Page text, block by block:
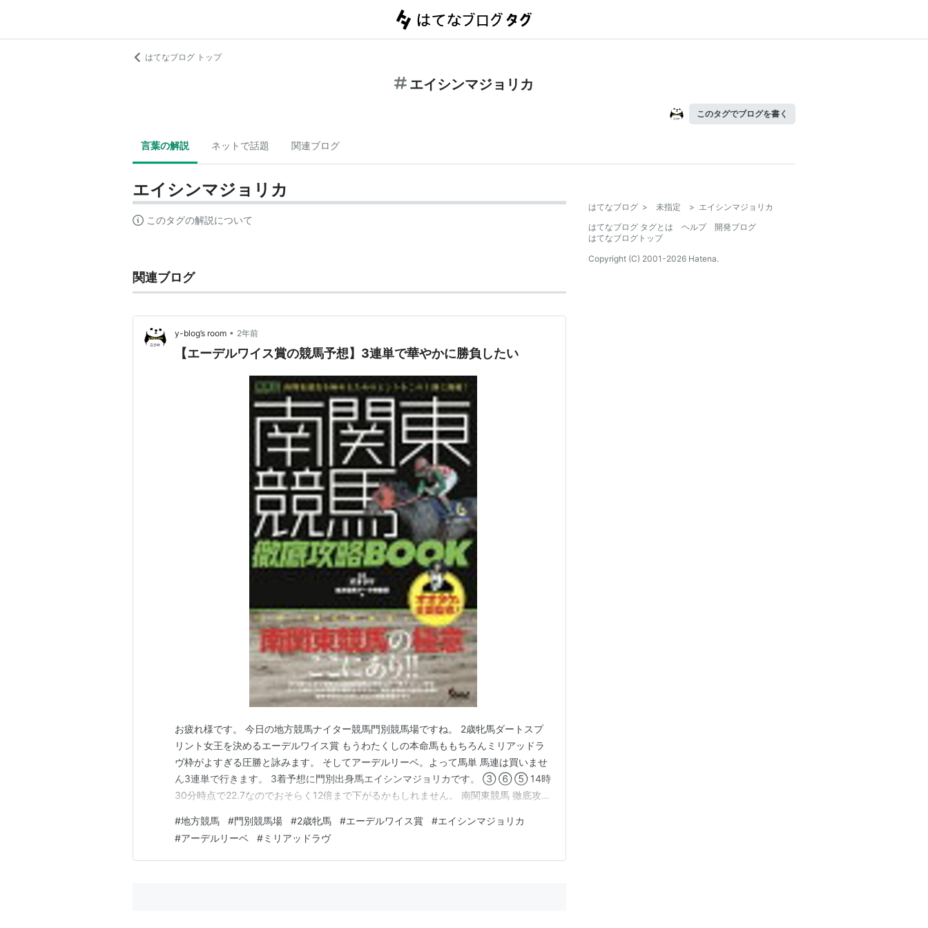
はてなブログ トップ
エイシンマジョリカ
このタグでブログを書く
言葉の解説 ネットで話題 関連ブログ
エイシンマジョリカ
このタグの解説について
関連ブログ
y-blog’s room • 2年前
【エーデルワイス賞の競馬予想】3連単で華やかに勝負したい
お疲れ様です。 今日の地方競馬ナイター競馬門別競馬場ですね。 2歳牝馬ダートスプ
リント女王を決めるエーデルワイス賞 もうわたくしの本命馬ももちろんミリアッドラ
ヴ枠がよすぎる圧勝と詠みます。 そしてアーデルリーベ。よって馬単 馬連は買いませ
ん3連単で行きます。 3着予想に門別出身馬エイシンマジョリカです。 ③ ⑥ ⑤ 14時
30分時点で22.7なのでおそらく12倍まで下がるかもしれません。 南関東競馬 徹底攻略
方競馬パーフェクトブック [ 古谷 剛彦 ]価格: 2400 円楽天で詳細を見る
#地方競馬 #門別競馬場 #2歳牝馬 #エーデルワイス賞 #エイシンマジョリカ
#アーデルリーベ #ミリアッドラヴ
はてなブログ > 未指定 > エイシンマジョリカ
はてなブログ タグとは
ヘルプ
開発ブログ
はてなブログトップ
Copyright (C) 2001-2026 Hatena.